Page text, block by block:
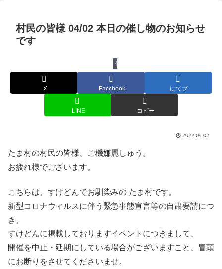
村民の皆様 04/02 本日の催し物のお知らせ
です
催し物
X Facebook はてブ
LINE コピー
2022.04.02
たま村の村民の皆様、ご機嫌麗しゅう。
お疲れ様でございます。
こちらは、すけどんでお馴染みの たま村です。
新型コロナウィルスに伴う緊急事態宣言等の自粛要請につ
き、
すけどんに掲載しておりますイベントにつきまして、
開催を中止・延期にしている場合がございますこと、冒頭
にお断りをさせてくださいませ。